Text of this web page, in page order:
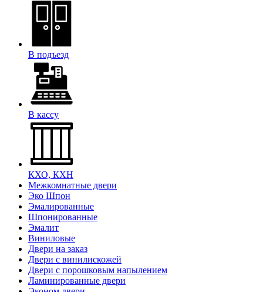
В подъезд
В кассу
КХО, КХН
Межкомнатные двери
Эко Шпон
Эмалированные
Шпонированные
Эмалит
Виниловые
Двери на заказ
Двери с винилискожей
Двери с порошковым напылением
Ламинированные двери